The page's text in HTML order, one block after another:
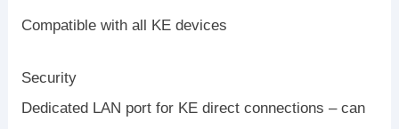
Compatible with all KE devices
Security
Dedicated LAN port for KE direct connections – can